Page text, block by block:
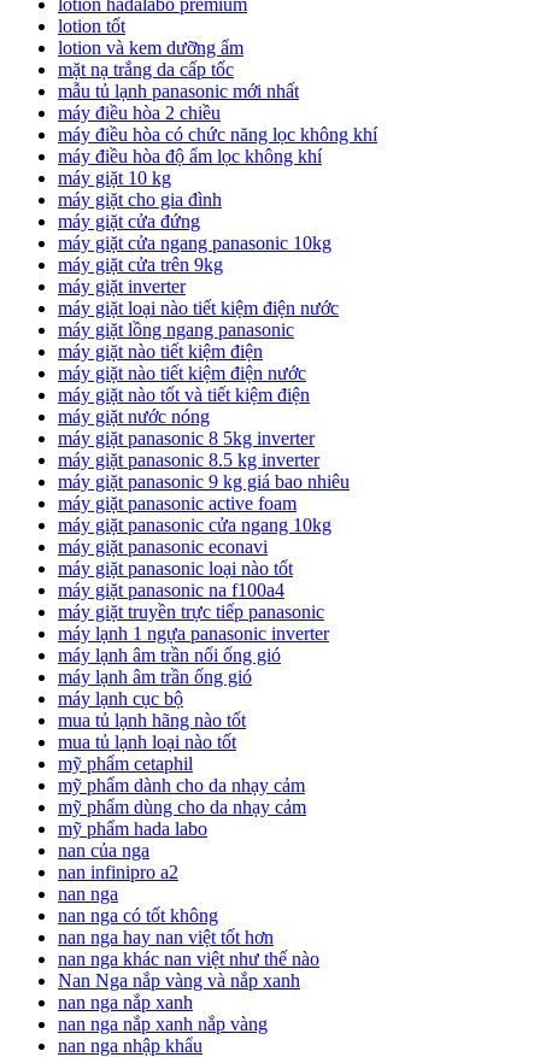
lotion hadalabo premium
lotion tốt
lotion và kem dưỡng ẩm
mặt nạ trắng da cấp tốc
mẫu tủ lạnh panasonic mới nhất
máy điều hòa 2 chiều
máy điều hòa có chức năng lọc không khí
máy điều hòa độ ẩm lọc không khí
máy giặt 10 kg
máy giặt cho gia đình
máy giặt cửa đứng
máy giặt cửa ngang panasonic 10kg
máy giặt cửa trên 9kg
máy giặt inverter
máy giặt loại nào tiết kiệm điện nước
máy giặt lồng ngang panasonic
máy giặt nào tiết kiệm điện
máy giặt nào tiết kiệm điện nước
máy giặt nào tốt và tiết kiệm điện
máy giặt nước nóng
máy giặt panasonic 8 5kg inverter
máy giặt panasonic 8.5 kg inverter
máy giặt panasonic 9 kg giá bao nhiêu
máy giặt panasonic active foam
máy giặt panasonic cửa ngang 10kg
máy giặt panasonic econavi
máy giặt panasonic loại nào tốt
máy giặt panasonic na f100a4
máy giặt truyền trực tiếp panasonic
máy lạnh 1 ngựa panasonic inverter
máy lạnh âm trần nối ống gió
máy lạnh âm trần ống gió
máy lạnh cục bộ
mua tủ lạnh hãng nào tốt
mua tủ lạnh loại nào tốt
mỹ phẩm cetaphil
mỹ phẩm dành cho da nhạy cảm
mỹ phẩm dùng cho da nhạy cảm
mỹ phẩm hada labo
nan của nga
nan infinipro a2
nan nga
nan nga có tốt không
nan nga hay nan việt tốt hơn
nan nga khác nan việt như thế nào
Nan Nga nắp vàng và nắp xanh
nan nga nắp xanh
nan nga nắp xanh nắp vàng
nan nga nhập khẩu